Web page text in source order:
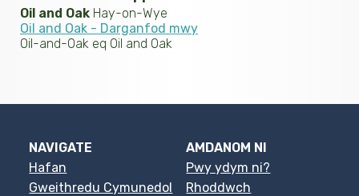
Oil and Oak Hay-on-Wye
Oil and Oak - Darganfod mwy
Oil-and-Oak eq Oil and Oak
NAVIGATE
Hafan
Gweithredu Cymunedol
AMDANOM NI
Pwy ydym ni?
Rhoddwch